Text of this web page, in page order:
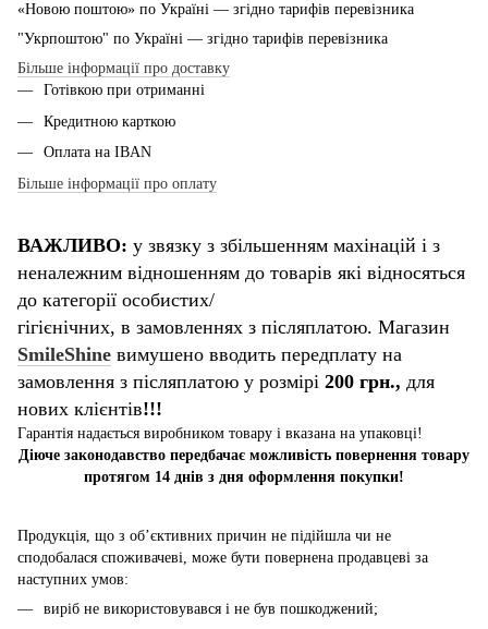
«Новою поштою» по Україні — згідно тарифів перевізника
"Укрпоштою" по Україні — згідно тарифів перевізника
Більше інформації про доставку
Готівкою при отриманні
Кредитною карткою
Оплата на IBAN
Більше інформації про оплату
ВАЖЛИВО: у звязку з збільшенням махінацій і з
неналежним відношенням до товарів які відносяться
до категорії особистих/
гігієнічних, в замовленнях з післяплатою. Магазин
SmileShine вимушено вводить передплату на
замовлення з післяплатою у розмірі 200 грн., для
нових клієнтів!!!
Гарантія надається виробником товару і вказана на упаковці!
Діюче законодавство передбачає можливість повернення товару
протягом 14 днів з дня оформлення покупки!
Продукція, що з об’єктивних причин не підійшла чи не
сподобалася споживачеві, може бути повернена продавцеві за
наступних умов:
виріб не використовувався і не був пошкоджений;